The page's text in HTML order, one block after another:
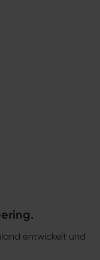
entwickelt und